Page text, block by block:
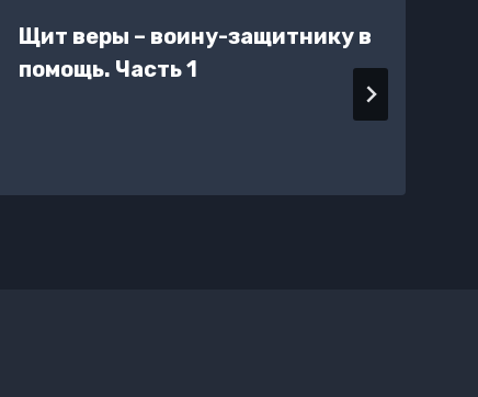
Щит веры – воину-защитнику в
помощь. Часть 1